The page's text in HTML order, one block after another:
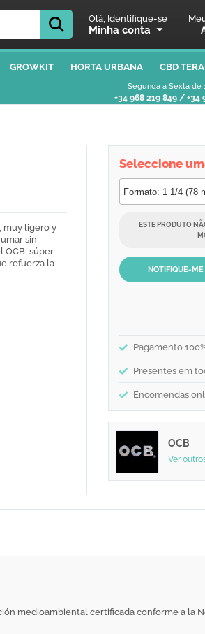
Olá, Identifique-se
Minha conta
GROWKIT HORTA URBANA CBD
Segunda a Sexta de
+34 968 219 849 / +34
muy ligero y
sin
OCB: súper
refuerza la
Seleccione
ESTE PRODUTO
NOTIFIQUE-
Pagamento
Presentes em
Encomendas
OCB
Ver
medioambiental certificada conforme a la